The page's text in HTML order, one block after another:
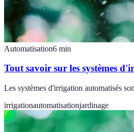
Automatisation6 min
Tout savoir sur les systèmes
Les systèmes d'irrigation automatisés
irrigationautomatisationjardinage